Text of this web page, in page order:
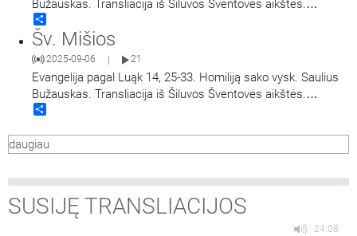
Bužauskas. Transliacija iš Šiluvos Šventovės aikštės.
Didieji Švč. Mergelės Marijos Gimimo atlaidai.
Šv. Mišios
2025-09-06 21
Evangelija pagal Luąk 14, 25-33. Homiliją sako vysk. Saulius
Bužauskas. Transliacija iš Šiluvos Šventovės aikštės.
Didieji Švč. Mergelės Marijos Gimimo atlaidai.
daugiau
SUSIJĘ TRANSLIACIJOS
24:08